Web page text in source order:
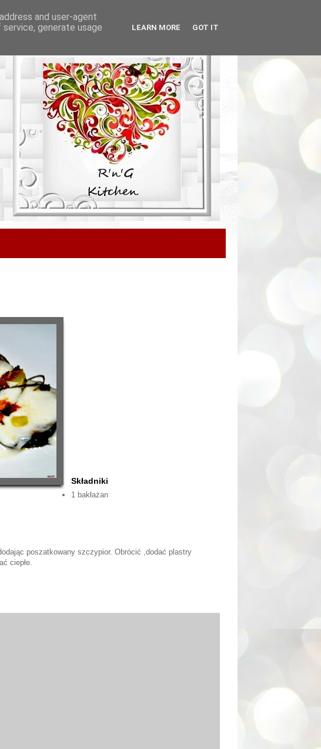
Składniki
1 bakłażan
poszatkowany szczypior. Obrócić ,dodać plastry
ciepłe.
and user-agent
generate usage
LEARN MORE GOT IT